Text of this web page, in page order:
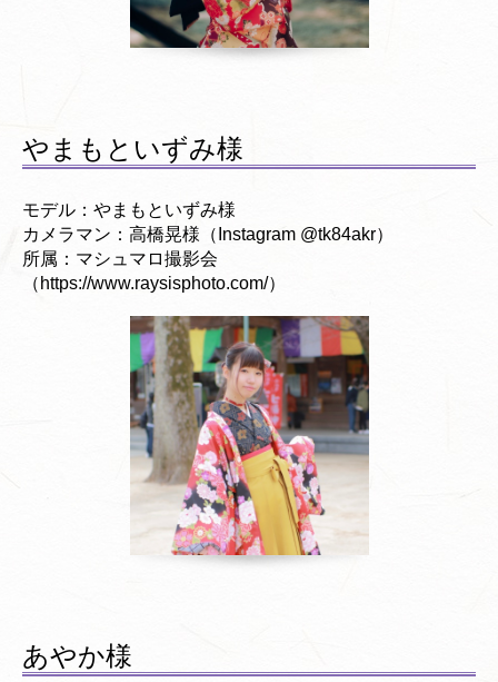
やまもといずみ様
モデル：やまもといずみ様
カメラマン：高橋晃様（Instagram @tk84akr）
所属：マシュマロ撮影会
（https://www.raysisphoto.com/）
あやか様